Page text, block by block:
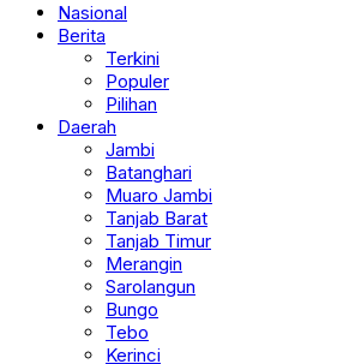
Nasional
Berita
Terkini
Populer
Pilihan
Daerah
Jambi
Batanghari
Muaro Jambi
Tanjab Barat
Tanjab Timur
Merangin
Sarolangun
Bungo
Tebo
Kerinci